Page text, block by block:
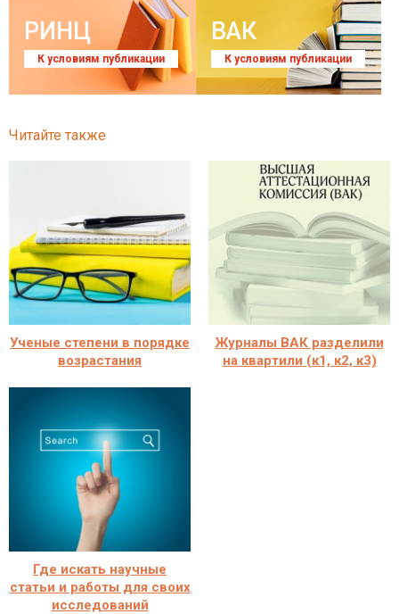
РИНЦ
К условиям публикации
ВАК
К условиям публикации
Читайте также
Ученые степени в порядке
возрастания
Журналы ВАК разделили
на квартили (к1, к2, к3)
Где искать научные
статьи и работы для своих
исследований